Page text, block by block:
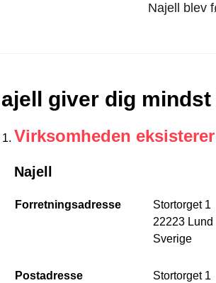
Najell blev
giver dig
Virksomheden
Najell
Forretningsadresse
Stortorget 1
22223 Lund
Sverige
Postadresse
Stortorget 1